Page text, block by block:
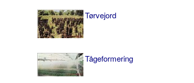
Tørvejord
Tågeformering